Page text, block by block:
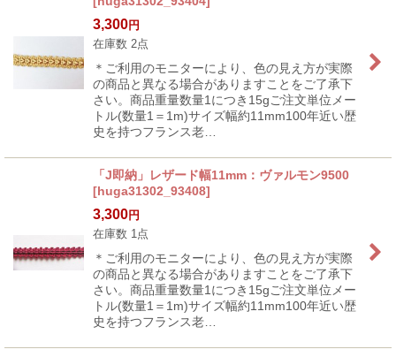
3,300円
在庫数 2点
＊ご利用のモニターにより、色の見え方が実際
の商品と異なる場合がありますことをご了承下
さい。商品重量数量1につき15gご注文単位メー
トル(数量1＝1m)サイズ幅約11mm100年近い歴
史を持つフランス老…
「J即納」レザード幅11mm：ヴァルモン9500
[huga31302_93408]
3,300円
在庫数 1点
＊ご利用のモニターにより、色の見え方が実際
の商品と異なる場合がありますことをご了承下
さい。商品重量数量1につき15gご注文単位メー
トル(数量1＝1m)サイズ幅約11mm100年近い歴
史を持つフランス老…